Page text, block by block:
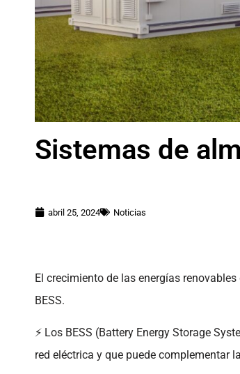
Sistemas de
abril 25, 2024 Noticias
El crecimiento de las energías
BESS.
⚡ Los BESS (Battery Energy Storage
red eléctrica y que puede complementar